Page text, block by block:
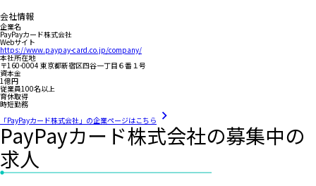
会社情報
企業名
PayPayカード株式会社
Webサイト
https://www.paypay-card.co.jp/company/
本社所在地
〒160-0004 東京都新宿区四谷一丁目６番１号
資本金
1億円
従業員100名以上
育休取得
時短勤務
「PayPayカード株式会社」の企業ページはこちら
PayPayカード株式会社の募集中の
求人